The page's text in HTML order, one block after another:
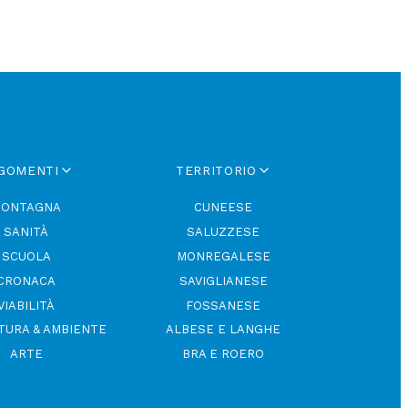
SANITÀ
SCUOLA
& AMBIENTE
ARTE
TERRITORIO
CUNEESE
SALUZZESE
MONREGALESE
SAVIGLIANESE
FOSSANESE
ALBESE E LANGHE
BRA E ROERO